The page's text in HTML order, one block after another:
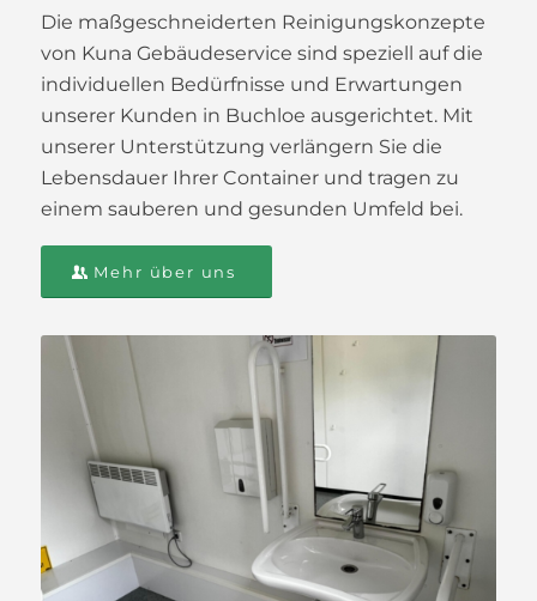
Die maßgeschneiderten Reinigungskonzepte
von Kuna Gebäudeservice sind speziell auf die
individuellen Bedürfnisse und Erwartungen
unserer Kunden in Buchloe ausgerichtet. Mit
unserer Unterstützung verlängern Sie die
Lebensdauer Ihrer Container und tragen zu
einem sauberen und gesunden Umfeld bei.
Mehr über uns